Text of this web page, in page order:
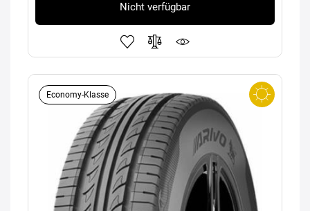
Nicht verfügbar
Economy-Klasse